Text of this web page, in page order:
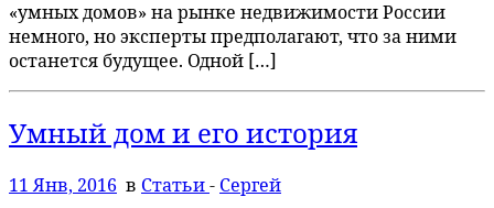
«умных домов» на рынке недвижимости России
немного, но эксперты предполагают, что за ними
останется будущее. Одной […]
Умный дом и его история
11 Янв, 2016 в Статьи- Сергей